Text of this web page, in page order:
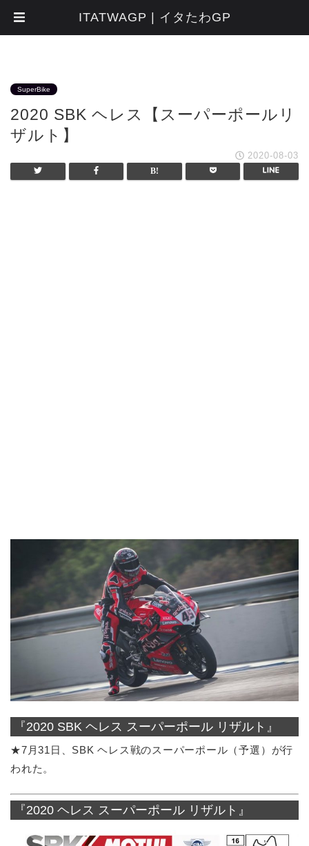
SuperBike
2020 SBK ヘレス【スーパーポールリ
ザルト】
2020-08-03
『2020 SBK ヘレス スーパーポール リザルト』
★7月31日、SBK ヘレス戦のスーパーポール（予選）が行
われた。
『2020 ヘレス スーパーポール リザルト』
ITATWAGP | イタたわGP